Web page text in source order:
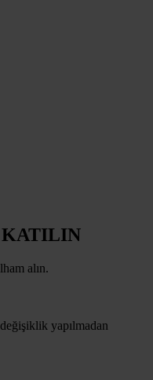
KATILIN
alın.
yapılmadan